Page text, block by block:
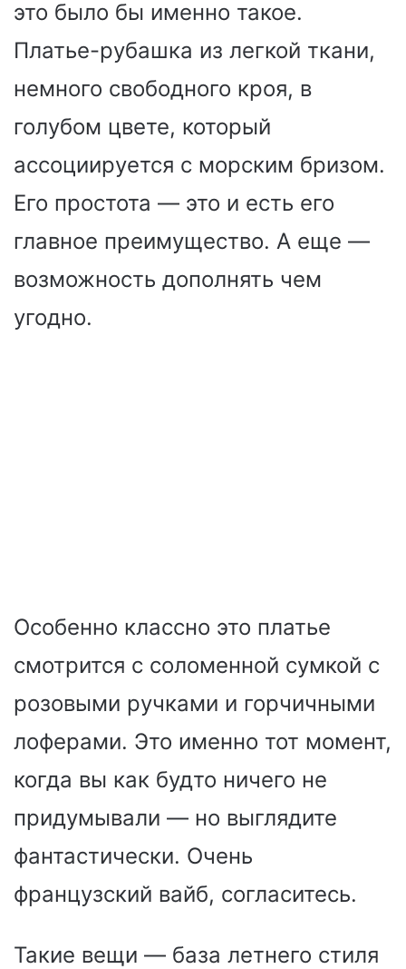
это было бы именно такое.
Платье-рубашка из легкой ткани,
немного свободного кроя, в
голубом цвете, который
ассоциируется с морским бризом.
Его простота — это и есть его
главное преимущество. А еще —
возможность дополнять чем
угодно.
Особенно классно это платье
смотрится с соломенной сумкой с
розовыми ручками и горчичными
лоферами. Это именно тот момент,
когда вы как будто ничего не
придумывали — но выглядите
фантастически. Очень
французский вайб, согласитесь.
Такие вещи — база летнего стиля